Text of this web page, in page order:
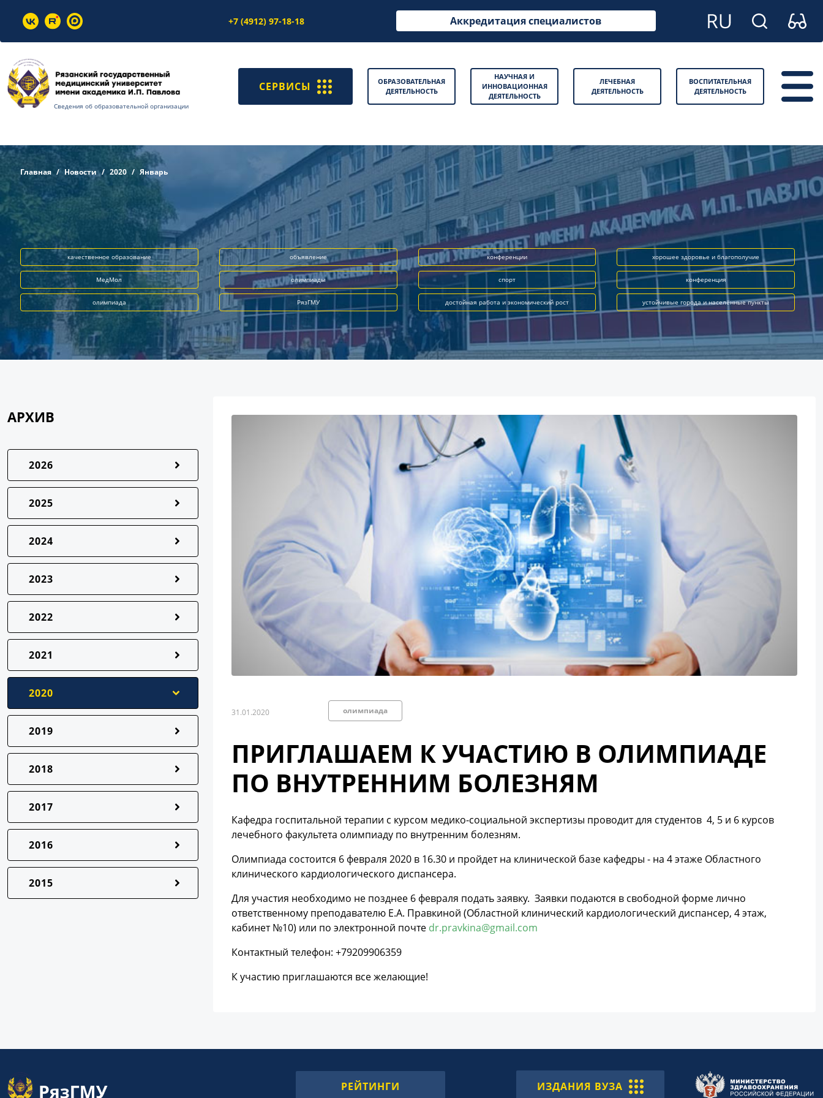
+7 (4912) 97-18-18 Аккредитация специалистов
Сведения об образовательной организации
СЕРВИСЫ
ОБРАЗОВАТЕЛЬНАЯ
ДЕЯТЕЛЬНОСТЬ
НАУЧНАЯ И
ИННОВАЦИОННАЯ
ДЕЯТЕЛЬНОСТЬ
ЛЕЧЕБНАЯ
ДЕЯТЕЛЬНОСТЬ
ВОСПИТАТЕЛЬНАЯ
ДЕЯТЕЛЬНОСТЬ
Главная Новости 2020 Январь
качественное образование объявление конференции хорошее здоровье и благополучие
МедМол олимпиады спорт конференция
олимпиада РязГМУ достойная работа и экономический рост устойчивые города и населённые пункты
АРХИВ
2026
2025
2024
2023
2022
2021
2020
2019
2018
2017
2016
2015
31.01.2020 олимпиада
ПРИГЛАШАЕМ К УЧАСТИЮ В ОЛИМПИАДЕ
ПО ВНУТРЕННИМ БОЛЕЗНЯМ
Кафедра госпитальной терапии с курсом медико-социальной экспертизы проводит для студентов 4, 5 и 6 курсов
лечебного факультета олимпиаду по внутренним болезням.
Олимпиада состоится 6 февраля 2020 в 16.30 и пройдет на клинической базе кафедры - на 4 этаже Областного
клинического кардиологического диспансера.
Для участия необходимо не позднее 6 февраля подать заявку. Заявки подаются в свободной форме лично
ответственному преподавателю Е.А. Правкиной (Областной клинический кардиологический диспансер, 4 этаж,
кабинет №10) или по электронной почте dr.pravkina@gmail.сom
Контактный телефон: +79209906359
К участию приглашаются все желающие!
РЕЙТИНГИ ИЗДАНИЯ ВУЗА